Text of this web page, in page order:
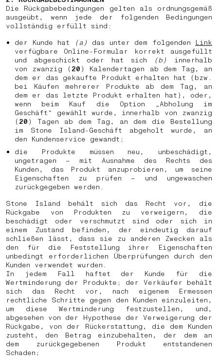
Die Rückgabebedingungen gelten als ordnungsgemäß
ausgeübt, wenn jede der folgenden Bedingungen
vollständig erfüllt sind:
der Kunde hat
(a) das unter dem folgenden
Link
verfügbare Online-Formular korrekt ausgefüllt
und abgeschickt oder hat sich
(b)
innerhalb
von zwanzig ( 20 ) Kalendertagen ab dem Tag, an
dem er das gekaufte Produkt erhalten hat (bzw.
bei Käufen mehrerer Produkte ab dem Tag, an
dem er das letzte Produkt erhalten hat), oder,
wenn beim Kauf die Option „Abholung im
Geschäft“ gewählt wurde, innerhalb von zwanzig
( 20 ) Tagen ab dem Tag, an dem die Bestellung
im Stone Island-Geschäft abgeholt wurde, an
den Kundenservice gewandt;
die Produkte müssen neu, unbeschädigt,
ungetragen – mit Ausnahme des Rechts des
Kunden, das Produkt anzuprobieren, um seine
Eigenschaften zu prüfen – und ungewaschen
zurückgegeben werden.
Stone Island behält sich das Recht vor, die
Rückgabe von Produkten zu verweigern, die
beschädigt oder verschmutzt sind oder sich in
einem Zustand befinden, der eindeutig darauf
schließen lässt, dass sie zu anderen Zwecken als
den für die Feststellung ihrer Eigenschaften
unbedingt erforderlichen Überprüfungen durch den
Kunden verwendet wurden.
In jedem Fall haftet der Kunde für die
Wertminderung der Produkte; der Verkäufer behält
sich das Recht vor, nach eigenem Ermessen
rechtliche Schritte gegen den Kunden einzuleiten,
um diese Wertminderung festzustellen, und,
abgesehen von der Hypothese der Verweigerung der
Rückgabe, von der Rückerstattung, die dem Kunden
zusteht, den Betrag einzubehalten, der dem an
dem zurückgegebenen Produkt entstandenen
Schaden;